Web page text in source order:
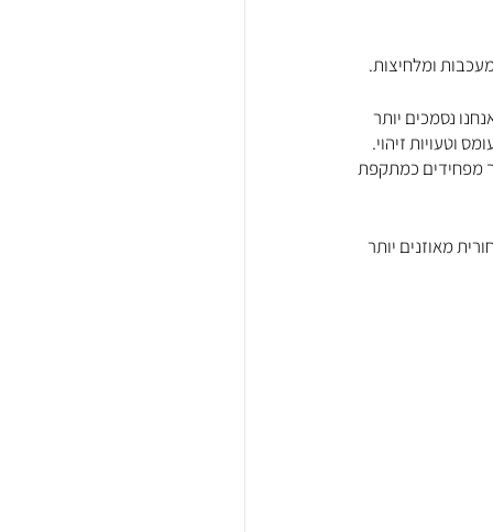
ומלחיצות.
נסמכים יותר
וטעויות זיהוי.
מפחידים כמתקפת
מאוזנים יותר